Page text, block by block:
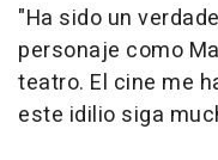
"Ha sido un
personaje como
teatro. El cine me
este idilio siga